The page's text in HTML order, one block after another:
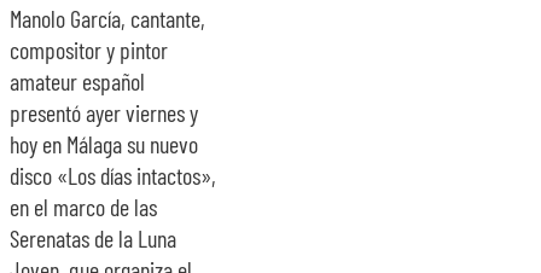
Manolo García, cantante,
compositor y pintor
amateur español
presentó ayer viernes y
hoy en Málaga su nuevo
disco «Los días intactos»,
en el marco de las
Serenatas de la Luna